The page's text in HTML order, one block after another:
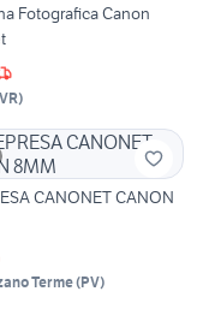
Fotografica Canon
VR)
CANONET CANON
Terme(PV)